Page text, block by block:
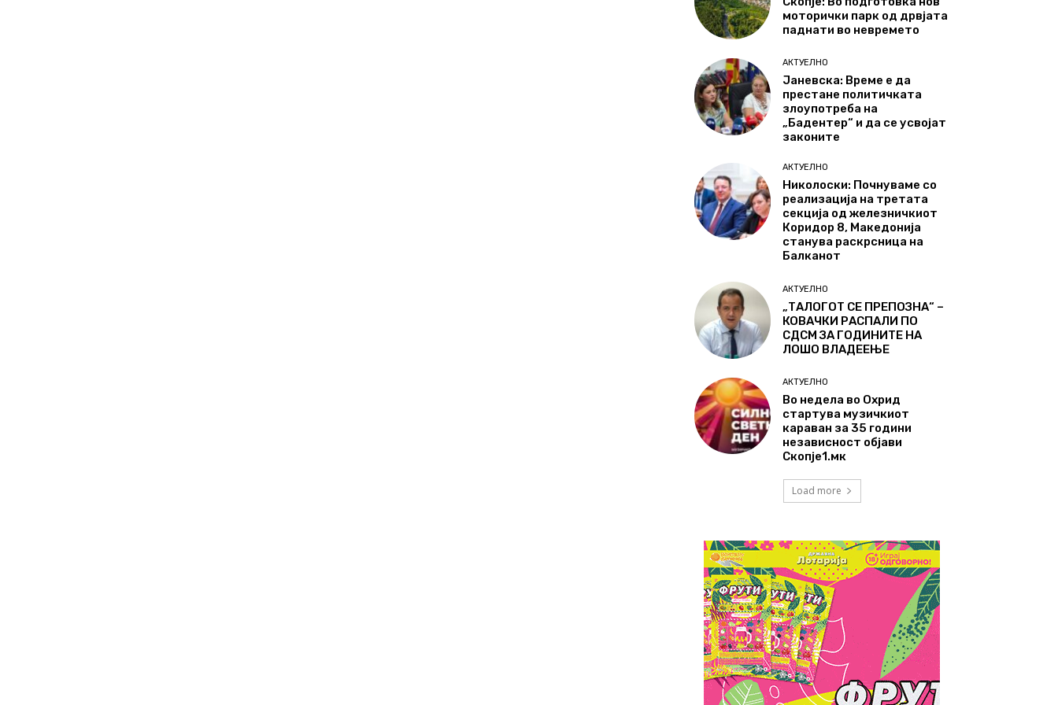
моторички парк од дрвјата
паднати во невремето
АКТУЕЛНО
Јаневска: Време е да
престане политичката
злоупотреба на
„Бадентер“ и да се усвојат
законите
АКТУЕЛНО
Николоски: Почнуваме со
реализација на третата
секција од железничкиот
Коридор 8, Македонија
станува раскрсница на
Балканот
АКТУЕЛНО
„ТАЛОГОТ СЕ ПРЕПОЗНА“ –
КОВАЧКИ РАСПАЛИ ПО
СДСМ ЗА ГОДИНИТЕ НА
ЛОШО ВЛАДЕЕЊЕ
АКТУЕЛНО
Во недела во Охрид
стартува музичкиот
караван за 35 години
независност објави
Скопје1.мк
Load more